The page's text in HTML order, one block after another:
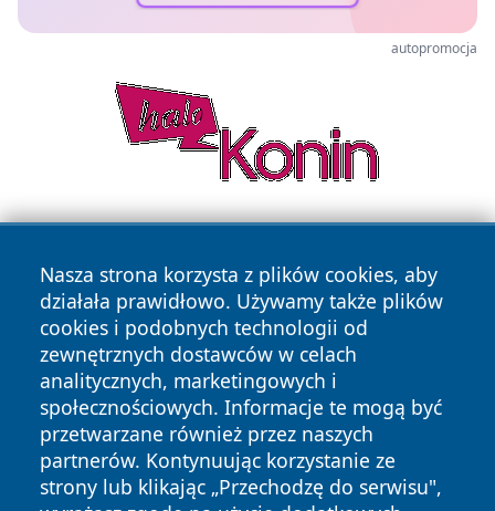
autopromocja
Nasza strona korzysta z plików cookies, aby
działała prawidłowo. Używamy także plików
cookies i podobnych technologii od
zewnętrznych dostawców w celach
analitycznych, marketingowych i
społecznościowych. Informacje te mogą być
przetwarzane również przez naszych
partnerów. Kontynuując korzystanie ze
strony lub klikając „Przechodzę do serwisu",
Copyright © 2026 echowarszawy.pl Wszystkie prawa
zastrzeżone.
News Autorzy
Polityka
Prywatności
Polityka
Cookies